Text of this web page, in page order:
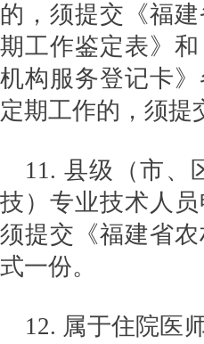
的，须提交《福
期工作鉴定表》
机构服务登记卡
定期工作的，须提
11. 县级（市、
技）专业技术人
须提交《福建省
式一份。
12. 属于住院医